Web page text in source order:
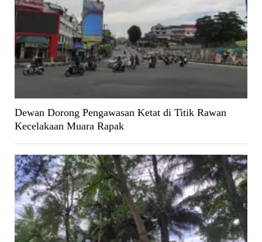
Dewan Dorong Pengawasan Ketat di Titik Rawan
Kecelakaan Muara Rapak